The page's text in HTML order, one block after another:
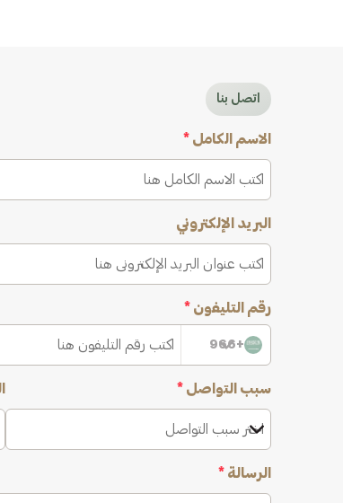
اتصل بنا
الاسم الكامل *
البريد الإلكتروني
رقم التليفون *
+966
سبب التواصل *
اختر سبب التواصل
الرسالة *